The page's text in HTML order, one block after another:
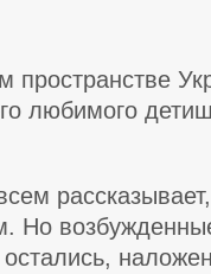
любимого
Но